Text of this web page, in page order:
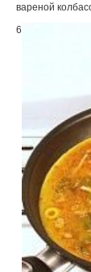
вареной
6